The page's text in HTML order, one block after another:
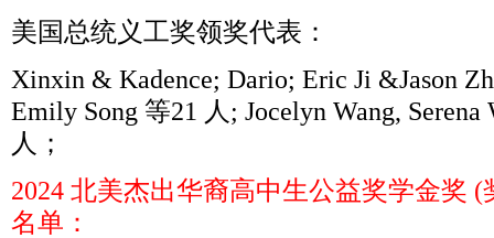
美国总统义工奖领奖代表：
Xinxin & Kadence; Dario; Eric Ji &Jason
Emily Song 等21 人 ; Jocelyn Wang,
人；
2024 北美杰出华裔高中生公益奖学金奖 (
名单：